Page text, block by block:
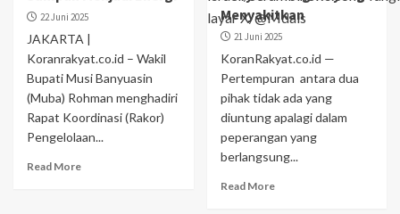
22 Juni 2025
JAKARTA |
Koranrakyat.co.id – Wakil
Bupati Musi Banyuasin
(Muba) Rohman menghadiri
Rapat Koordinasi (Rakor)
Pengelolaan...
Read More
Menyakitkan
21 Juni 2025
KoranRakyat.co.id —
Pertempuran antara dua
pihak tidak ada yang
diuntung apalagi dalam
peperangan yang
berlangsung...
Read More